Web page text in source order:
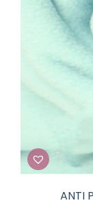
ANTI